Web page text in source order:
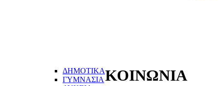
ΔΗΜΟΤΙΚΑ
ΓΥΜΝΑΣΙΑ ΚΟΙΝΩΝΙΑ